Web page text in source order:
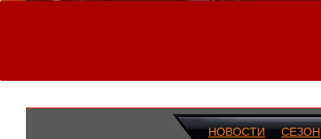
НОВОСТИ СЕЗОН